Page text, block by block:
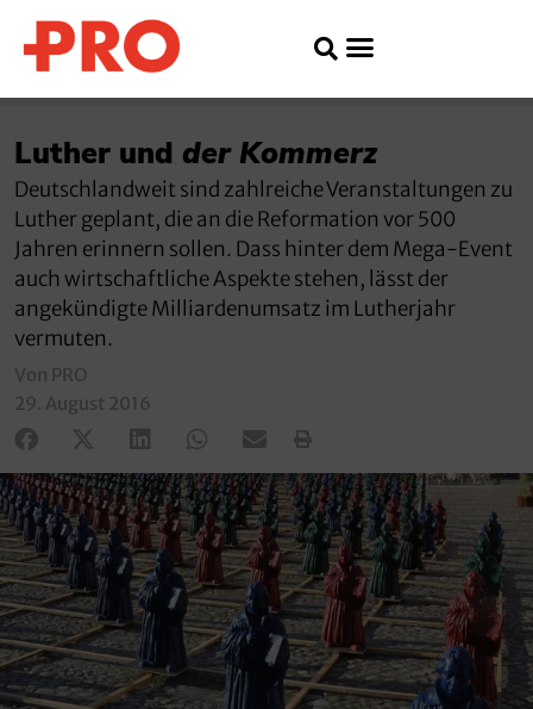
Luther und der Kommerz
Deutschlandweit sind zahlreiche Veranstaltungen zu
Luther geplant, die an die Reformation vor 500
Jahren erinnern sollen. Dass hinter dem Mega-Event
auch wirtschaftliche Aspekte stehen, lässt der
angekündigte Milliardenumsatz im Lutherjahr
vermuten.
Von PRO
29. August 2016